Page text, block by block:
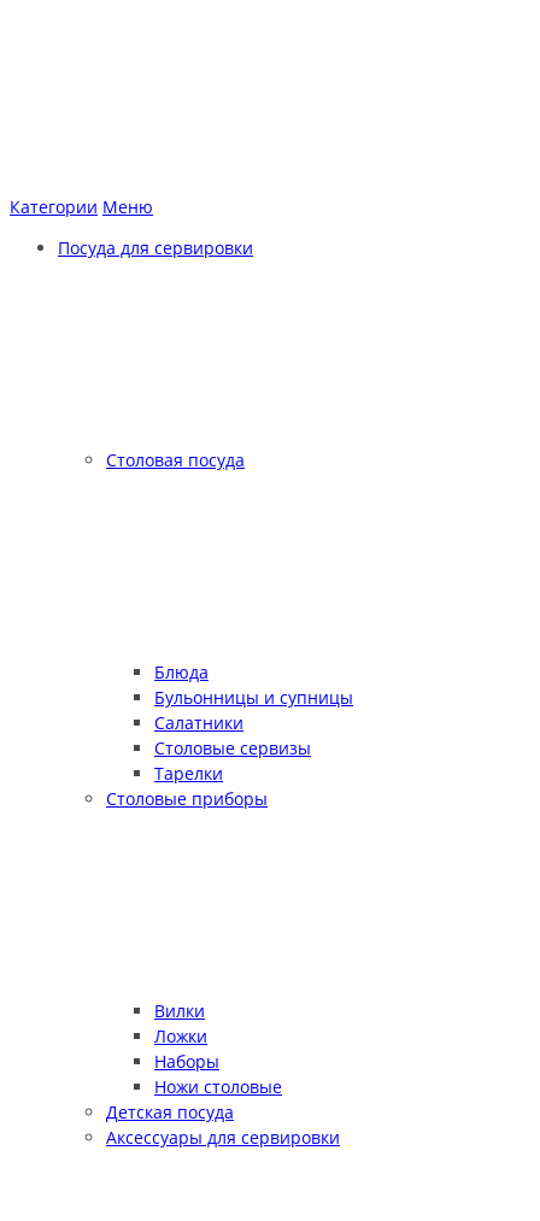
Категории Меню
Посуда для сервировки
Столовая посуда
Блюда
Бульонницы и супницы
Салатники
Столовые сервизы
Тарелки
Столовые приборы
Вилки
Ложки
Наборы
Ножи столовые
Детская посуда
Аксессуары для сервировки